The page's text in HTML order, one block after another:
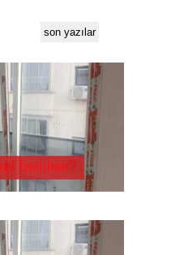
son yazılar
Temizlenir?